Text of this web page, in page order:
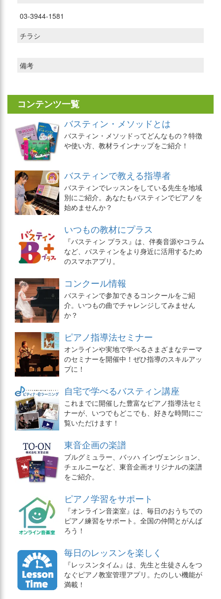
03-3944-1581
チラシ
備考
コンテンツ一覧
バスティン・メソッドとは
バスティン・メソッドってどんなもの？特徴
や使い方、教材ラインナップをご紹介！
バスティンで教える指導者
バスティンでレッスンをしている先生を地域
別にご紹介。あなたもバスティンでピアノを
始めませんか？
いつもの教材にプラス
『バスティン プラス』は、伴奏音源やコラム
など、バスティンをより身近に活用するため
のスマホアプリ。
コンクール情報
バスティンで参加できるコンクールをご紹
介。いつもの曲でチャレンジしてみません
か？
ピアノ指導法セミナー
オンラインや実地で学べるさまざまなテーマ
のセミナーを開催中！ぜひ指導のスキルアッ
プに！
自宅で学べるバスティン講座
これまでに開催した豊富なピアノ指導法セミ
ナーが、いつでもどこでも、好きな時間にご
覧いただけます！
東音企画の楽譜
ブルグミュラー、バッハ インヴェンション、
チェルニーなど、東音企画オリジナルの楽譜
をご紹介。
ピアノ学習をサポート
『オンライン音楽室』は、毎日のおうちでの
ピアノ練習をサポート。全国の仲間とがんば
ろう！
毎日のレッスンを楽しく
『レッスンタイム』は、先生と生徒さんをつ
なぐピアノ教室管理アプリ。たのしい機能が
満載！